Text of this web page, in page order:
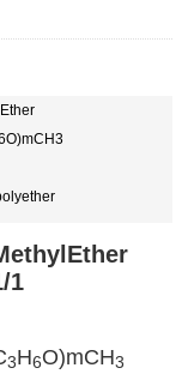
1
3H6O)mCH3